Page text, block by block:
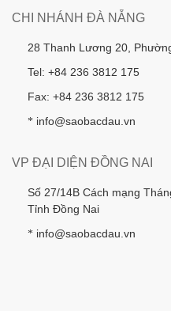
CHI NHÁNH ĐÀ NẴNG
28 Thanh Lương 20,
Tel: +84 236 3812 175
Fax: +84 236 3812 175
* info@saobacdau.vn
VP ĐẠI DIỆN ĐỒNG NAI
Số 27/14B Cách mạng
Tỉnh Đồng Nai
* info@saobacdau.vn